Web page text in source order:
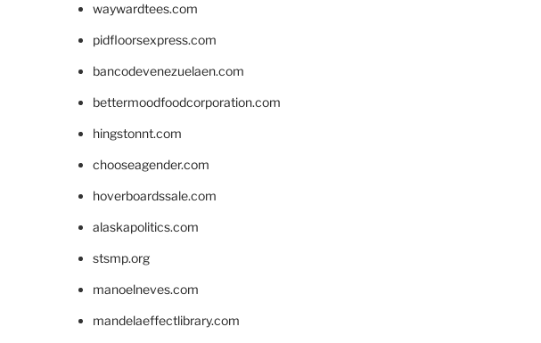
waywardtees.com
pidfloorsexpress.com
bancodevenezuelaen.com
bettermoodfoodcorporation.com
hingstonnt.com
chooseagender.com
hoverboardssale.com
alaskapolitics.com
stsmp.org
manoelneves.com
mandelaeffectlibrary.com